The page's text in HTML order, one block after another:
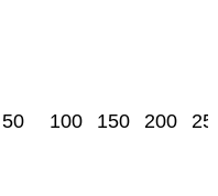
50 100 150 200